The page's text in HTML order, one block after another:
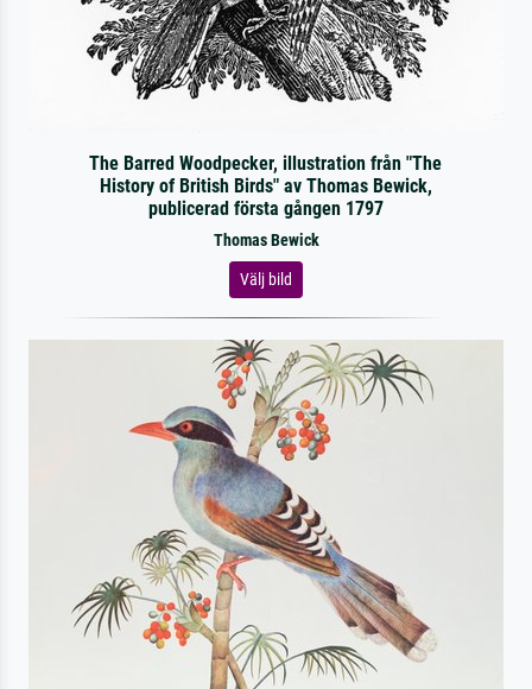
The Barred Woodpecker, illustration från "The
History of British Birds" av Thomas Bewick,
publicerad första gången 1797
Thomas Bewick
Välj bild